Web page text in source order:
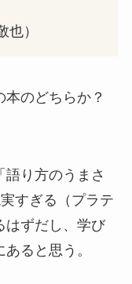
也）
のどちらか？
り方のうまさ
すぎる（プラテ
はずだし、学び
ると思う。